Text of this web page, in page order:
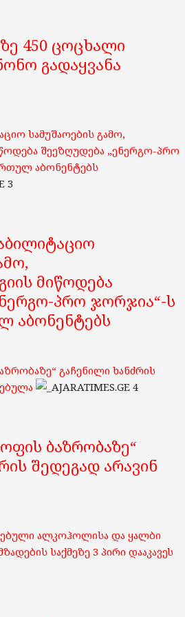
450 ცოცხალი
გადაყვანა
სამუშაოების გამო,
შეეზღუდება „ენერგო-პრო
აბონენტებს
3
მიწოდება
პრო ჯორჯია“-ს
აბონენტებს
გაჩენილი ხანძრის
4
ბაზრობაზე“
შედეგად არავინ
ალკოჰოლისა და ყალბი
საქმეზე 3 პირი დააკავეს